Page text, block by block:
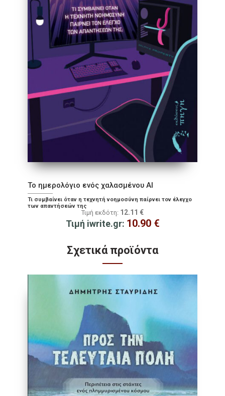
Το ημερολόγιο ενός χαλασμένου ΑΙ
Τι συμβαίνει όταν η τεχνητή νοημοσύνη παίρνει τον έλεγχο
των απαντήσεών της
Τιμή εκδότη: 12.11 €
Τιμή iwrite.gr: 10.90 €
Σχετικά προϊόντα